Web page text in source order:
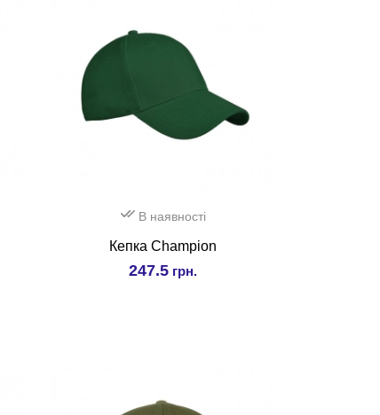
В наявності
Кепка Champion
247.5 грн.